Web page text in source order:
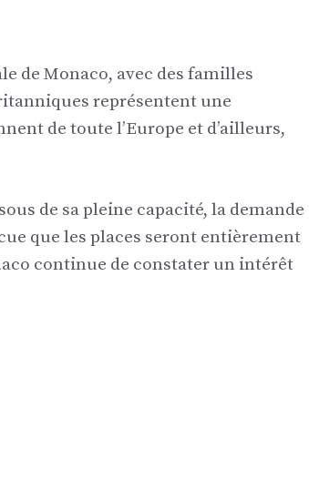
de Monaco, avec des familles
représentent une
de toute l’Europe et d’ailleurs,
de sa pleine capacité, la demande
que les places seront entièrement
continue de constater un intérêt